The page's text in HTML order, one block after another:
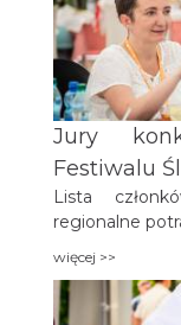
Jury
Festiwalu
Lista
regionalne
więcej >>